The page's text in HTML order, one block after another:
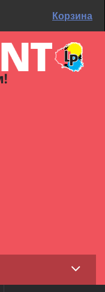
Корзина